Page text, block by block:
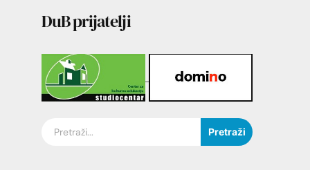
DuB prijatelji
Pretraži